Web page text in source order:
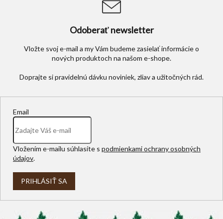
Odoberať newsletter
Vložte svoj e-mail a my Vám budeme zasielať informácie o
nových produktoch na našom e-shope.
Email
Vložením e-mailu súhlasíte s podmienkami ochrany osobných
údajov.
PRIHLÁSIŤ SA